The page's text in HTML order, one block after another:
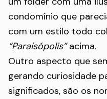
condomínio que
com um estilo todo
“Paraisópolis”acima.
Outro aspecto que
gerando curiosidade
significados, são os